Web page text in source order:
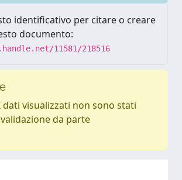
identificativo per citare o creare
documento:
11581/218516
visualizzati non sono stati
da parte